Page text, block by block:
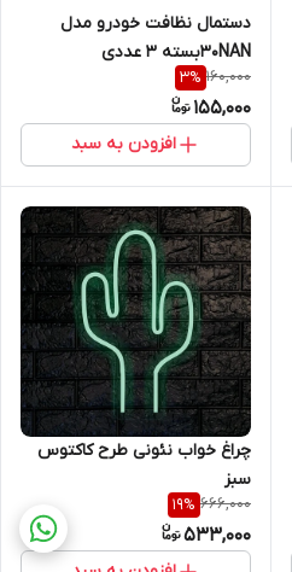
دستمال نظافت خودرو مدل
30NANبسته 3 عددی
160,000
3%
155,000
افزودن به سبد
چراغ خواب نئونی طرح کاکتوس
سبز
666,000
19%
533,000